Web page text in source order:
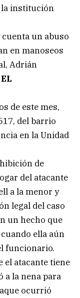
la institución
un abuso
en manoseos
Adrián
EL
de este mes,
del barrio
en la Unidad
de
del atacante
a la menor y
legal del caso
un hecho que
ella aún
funcionario.
el atacante tiene
a la nena para
ocurrió